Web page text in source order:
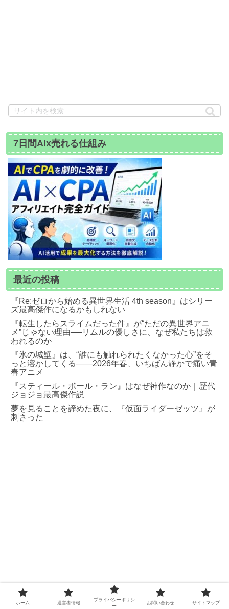
7日間AIx売れる仕組み
最近の投稿
『Re:ゼロから始める異世界生活 4th season』はシリー
ズ最高傑作になるかもしれない
『転生したらスライムだった件』が“ただの異世界アニ
メ”じゃない理由──リムルの優しさに、なぜ私たちは救
われるのか
『氷の城壁』は、“誰にも触れられたくなかった心”をそ
っと溶かしてくる――2026年春、いちばん静かで痛い青
春アニメ
『スティール・ボール・ラン』はなぜ神作なのか｜歴代
ジョジョ最高傑作説
夢を見ることを諦めた夜に、『仮面ライダーゼッツ』が
刺さった
ホーム 運営者情報
プライバシーポリシ
ー
お問い合わせ サイトマップ